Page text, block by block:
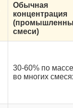
Обычная
концентрация
смеси)
30-60% по массе
во многих